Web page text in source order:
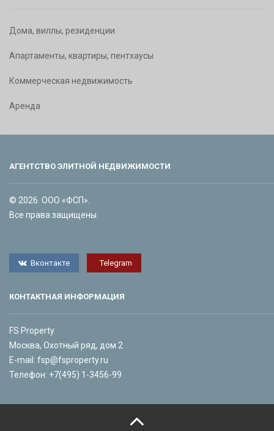
Дома, виллы, резиденции
Апартаменты, квартиры, пентхаусы
Коммерческая недвижимость
Аренда
АГЕНТСТВО ЭЛИТНОЙ НЕДВИЖИМОСТИ
© 2026. ООО «ФСП».
Все права защищены.
Вконтакте Telegram
КОНТАКТНАЯ ИНФОРМАЦИЯ
FS Property
Москва, Охотный ряд, дом 2
E-mail: fsp@fsproperty.ru
Телефон: +7(495) 1-3456-99